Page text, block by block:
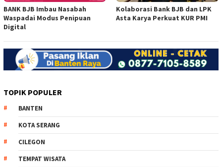
BANK BJB Imbau Nasabah
Waspadai Modus Penipuan
Digital
Kolaborasi Bank BJB dan LPK
Asta Karya Perkuat KUR PMI
TOPIK POPULER
BANTEN
KOTA SERANG
CILEGON
TEMPAT WISATA